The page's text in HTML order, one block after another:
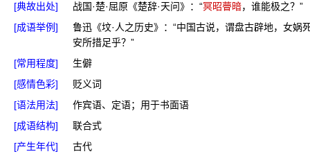
[典故出处]
战国·楚·屈原《楚辞·天问》：“冥昭瞢暗，谁能极之？”
[成语举例]
鲁迅《坟·人之历史》：“中国古说，谓盘古辟地，女
安所措足乎？”
[常用程度]
生僻
[感情色彩]
贬义词
[语法用法]
作宾语、定语；用于书面语
[成语结构]
联合式
[产生年代]
古代